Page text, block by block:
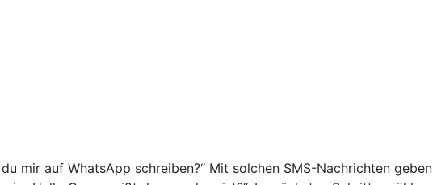
mir auf WhatsApp schreiben?“ Mit solchen SMS-Nachrichten